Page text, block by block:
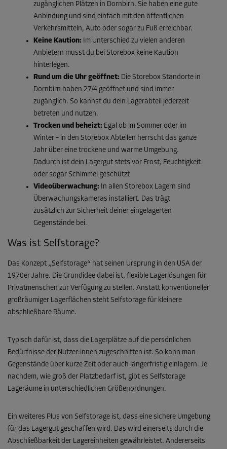
zugänglichen Plätzen in Dornbirn. Sie haben eine gute
Anbindung und sind einfach mit den öffentlichen
Verkehrsmitteln, Auto oder sogar zu Fuß erreichbar.
Keine Kaution: Im Unterschied zu vielen anderen
Anbietern musst du bei Storebox keine Kaution
hinterlegen.
Rund um die Uhr geöffnet: Die Storebox Standorte in
Dornbirn haben 27/4 geöffnet und sind immer
zugänglich. So kannst du dein Lagerabteil jederzeit
betreten und nutzen.
Trocken und beheizt: Egal ob im Sommer oder im
Winter – in den Storebox Abteilen herrscht das ganze
Jahr über eine trockene und warme Umgebung.
Dadurch ist dein Lagergut stets vor Frost, Feuchtigkeit
oder sogar Schimmel geschützt
Videoüberwachung: In allen Storebox Lagern sind
Überwachungskameras installiert. Das trägt
zusätzlich zur Sicherheit deiner eingelagerten
Gegenstände bei.
Was ist Selfstorage?
Das Konzept „Selfstorage“ hat seinen Ursprung in den USA der
1970er Jahre. Die Grundidee dabei ist, flexible Lagerlösungen für
Privatmenschen zur Verfügung zu stellen. Anstatt konventioneller
großräumiger Lagerflächen steht Selfstorage für kleinere
abschließbare Räume.
Typisch dafür ist, dass die Lagerplätze auf die persönlichen
Bedürfnisse der Nutzer:innen zugeschnitten ist. So kann man
Gegenstände über kurze Zeit oder auch längerfristig einlagern. Je
nachdem, wie groß der Platzbedarf ist, gibt es Selfstorage
Lageräume in unterschiedlichen Größenordnungen.
Ein weiteres Plus von Selfstorage ist, dass eine sichere Umgebung
für das Lagergut geschaffen wird. Das wird einerseits durch die
Abschließbarkeit der Lagereinheiten gewährleistet. Andererseits